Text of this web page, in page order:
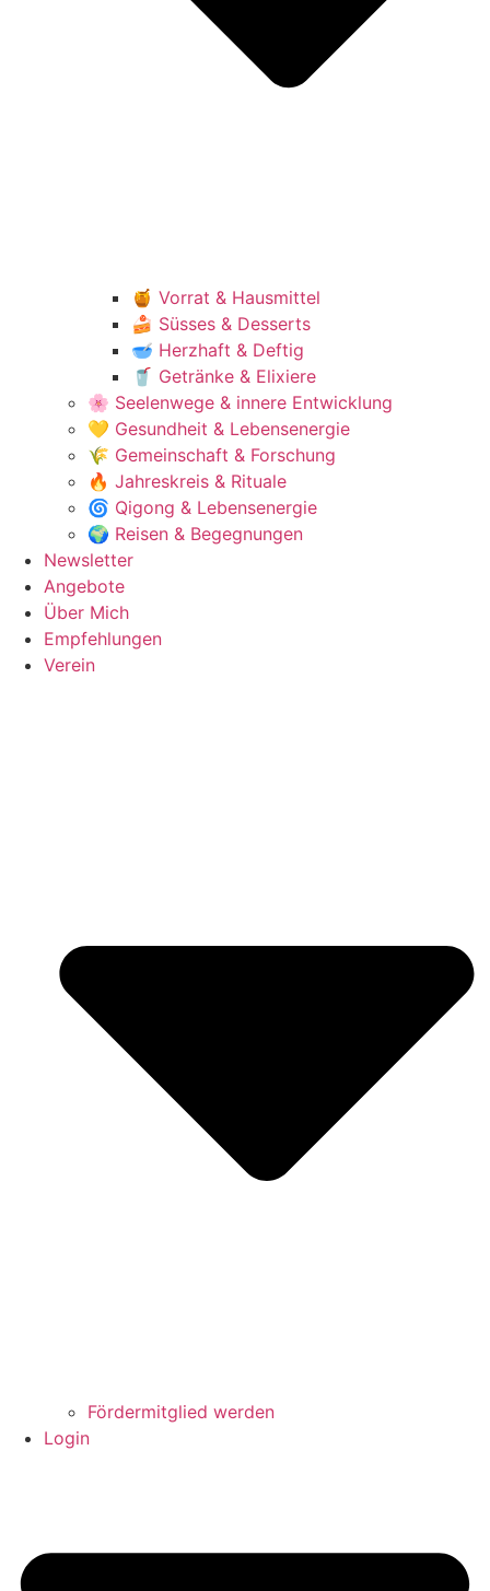
🍯 Vorrat & Hausmittel
🍰 Süsses & Desserts
🥣 Herzhaft & Deftig
🥤 Getränke & Elixiere
🌸 Seelenwege & innere Entwicklung
💛 Gesundheit & Lebensenergie
🌾 Gemeinschaft & Forschung
🔥 Jahreskreis & Rituale
🌀 Qigong & Lebensenergie
🌍 Reisen & Begegnungen
Newsletter
Angebote
Über Mich
Empfehlungen
Verein
Fördermitglied werden
Login